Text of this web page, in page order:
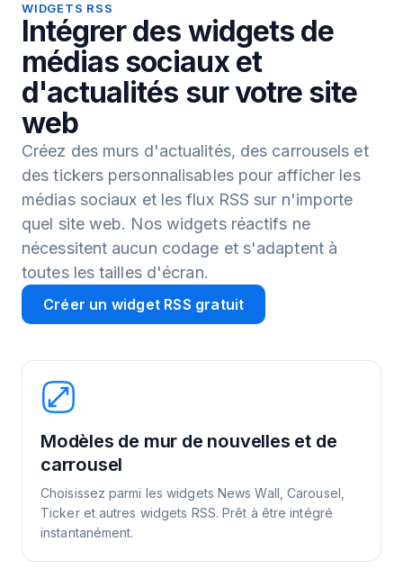
WIDGETS RSS
Intégrer des widgets de
médias sociaux et
d'actualités sur votre site
web
Créez des murs d'actualités, des carrousels et
des tickers personnalisables pour afficher les
médias sociaux et les flux RSS sur n'importe
quel site web. Nos widgets réactifs ne
nécessitent aucun codage et s'adaptent à
toutes les tailles d'écran.
Créer un widget RSS gratuit
Modèles de mur de nouvelles et de
carrousel
Choisissez parmi les widgets News Wall, Carousel,
Ticker et autres widgets RSS. Prêt à être intégré
instantanément.